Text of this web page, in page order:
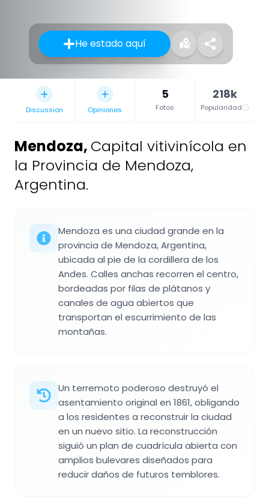
He estado aquí
Discussion Opiniones
5
Fotos
218k
Popularidad
Mendoza, Capital vitivinícola en
la Provincia de Mendoza,
Argentina.
Mendoza es una ciudad grande en la
provincia de Mendoza, Argentina,
ubicada al pie de la cordillera de los
Andes. Calles anchas recorren el centro,
bordeadas por filas de plátanos y
canales de agua abiertos que
transportan el escurrimiento de las
montañas.
Un terremoto poderoso destruyó el
asentamiento original en 1861, obligando
a los residentes a reconstruir la ciudad
en un nuevo sitio. La reconstrucción
siguió un plan de cuadrícula abierta con
amplios bulevares diseñados para
reducir daños de futuros temblores.